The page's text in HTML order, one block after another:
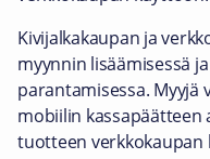
Kivijalkakaupan ja
myynnin lisäämisessä
parantamisessa. Myyjä
mobiilin kassapäätteen
tuotteen verkkokaupan